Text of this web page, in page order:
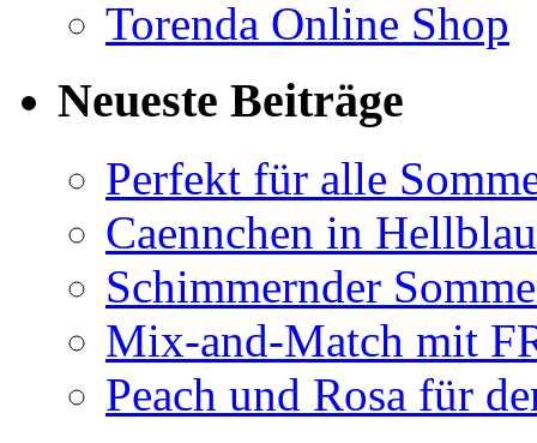
Torenda Online Shop
Neueste Beiträge
Perfekt für alle
Caennchen in
Schimmernder
Mix-and-Match mit
Peach und Rosa für